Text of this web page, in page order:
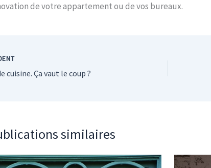
de votre appartement ou de vos bureaux.
cuisine. Ça vaut le coup ?
similaires